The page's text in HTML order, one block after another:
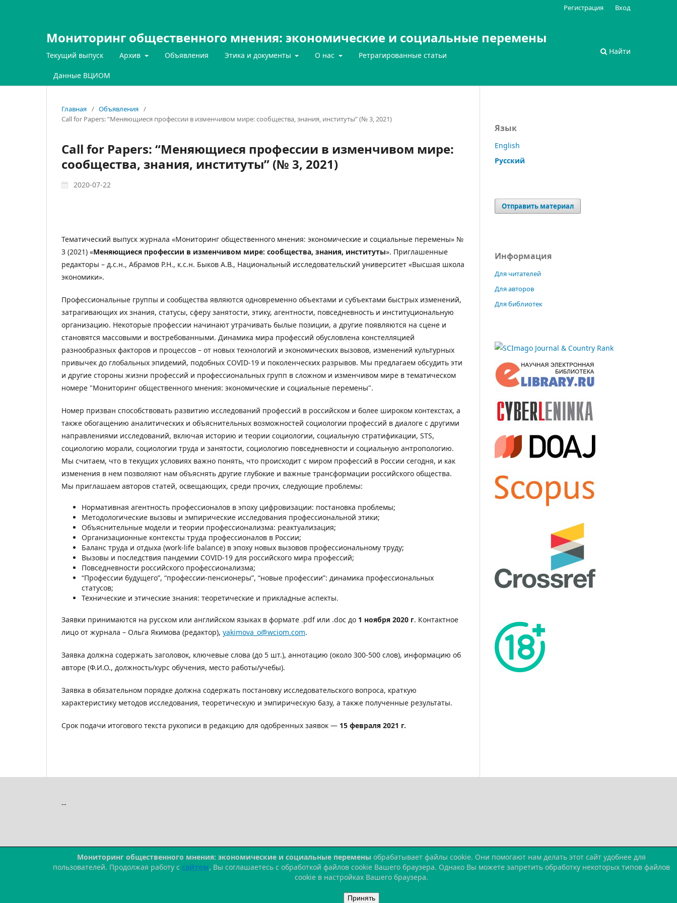
Мониторинг общественного мнения: экономические и социальные перемены
Текущий выпуск Архив Объявления Этика и документы О нас Ретрагированные статьи
Данные ВЦИОМ
Найти
Регистрация Вход
Главная / Объявления /
Call for Papers: “Меняющиеся профессии в изменчивом мире: сообщества, знания, институты” (№ 3, 2021)
Call for Papers: “Меняющиеся профессии в изменчивом мире:
сообщества, знания, институты” (№ 3, 2021)
2020-07-22
Тематический выпуск журнала «Мониторинг общественного мнения: экономические и социальные перемены» №
3 (2021) «Меняющиеся профессии в изменчивом мире: сообщества, знания, институты». Приглашенные
редакторы – д.с.н., Абрамов Р.Н., к.с.н. Быков А.В., Национальный исследовательский университет «Высшая школа
экономики».
Профессиональные группы и сообщества являются одновременно объектами и субъектами быстрых изменений,
затрагивающих их знания, статусы, сферу занятости, этику, агентности, повседневность и институциональную
организацию. Некоторые профессии начинают утрачивать былые позиции, а другие появляются на сцене и
становятся массовыми и востребованными. Динамика мира профессий обусловлена констелляцией
разнообразных факторов и процессов – от новых технологий и экономических вызовов, изменений культурных
привычек до глобальных эпидемий, подобных COVID-19 и поколенческих разрывов. Мы предлагаем обсудить эти
и другие стороны жизни профессий и профессиональных групп в сложном и изменчивом мире в тематическом
номере "Мониторинг общественного мнения: экономические и социальные перемены".
Номер призван способствовать развитию исследований профессий в российском и более широком контекстах, а
также обогащению аналитических и объяснительных возможностей социологии профессий в диалоге с другими
направлениями исследований, включая историю и теории социологии, социальную стратификации, STS,
социологию морали, социологии труда и занятости, социологию повседневности и социальную антропологию.
Мы считаем, что в текущих условиях важно понять, что происходит с миром профессий в России сегодня, и как
изменения в нем позволяют нам объяснять другие глубокие и важные трансформации российского общества.
Мы приглашаем авторов статей, освещающих, среди прочих, следующие проблемы:
Нормативная агентность профессионалов в эпоху цифровизации: постановка проблемы;
Методологические вызовы и эмпирические исследования профессиональной этики;
Объяснительные модели и теории профессионализма: реактуализация;
Организационные контексты труда профессионалов в России;
Баланс труда и отдыха (work-life balance) в эпоху новых вызовов профессиональному труду;
Вызовы и последствия пандемии COVID-19 для российского мира профессий;
Повседневности российского профессионализма;
“Профессии будущего”, “профессии-пенсионеры”, “новые профессии”: динамика профессиональных
статусов;
Технические и этические знания: теоретические и прикладные аспекты.
Заявки принимаются на русском или английском языках в формате .pdf или .doc до 1 ноября 2020 г. Контактное
лицо от журнала – Ольга Якимова (редактор), yakimova_o@wciom.com.
Заявка должна содержать заголовок, ключевые слова (до 5 шт.), аннотацию (около 300-500 слов), информацию об
авторе (Ф.И.О., должность/курс обучения, место работы/учебы).
Заявка в обязательном порядке должна содержать постановку исследовательского вопроса, краткую
характеристику методов исследования, теоретическую и эмпирическую базу, а также полученные результаты.
Срок подачи итогового текста рукописи в редакцию для одобренных заявок — 15 февраля 2021 г.
Язык
English
Русский
Отправить материал
Информация
Для читателей
Для авторов
Для библиотек
--
Мониторинг общественного мнения: экономические и социальные перемены обрабатывает файлы cookie. Они помогают нам делать этот сайт удобнее для
пользователей. Продолжая работу с сайтом, Вы соглашаетесь с обработкой файлов cookie Вашего браузера. Однако Вы можете запретить обработку некоторых типов файлов
cookie в настройках Вашего браузера.
Принять